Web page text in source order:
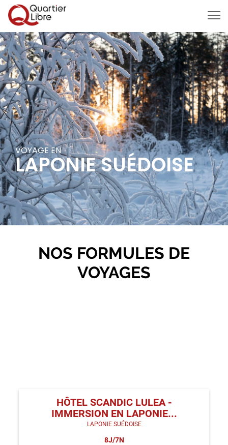
VOYAGE EN
LAPONIE SUÉDOISE
NOS FORMULES DE
VOYAGES
HÔTEL SCANDIC LULEA -
IMMERSION EN LAPONIE...
LAPONIE SUÉDOISE
8J/7N